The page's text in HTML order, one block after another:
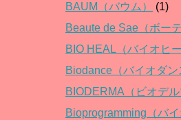
BAUM（バウム）
(1)
Beaute de Sae（ボ
BIO HEAL（バイオヒー
Biodance（バイオダン
BIODERMA（ビオデル
Bioprogramming（バイ